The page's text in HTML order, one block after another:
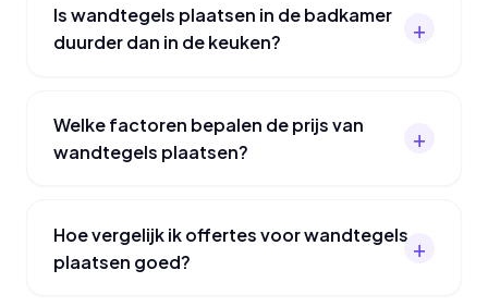
Is wandtegels plaatsen in de badkamer
duurder dan in de keuken?
Welke factoren bepalen de prijs van
wandtegels plaatsen?
Hoe vergelijk ik offertes voor wandtegels
plaatsen goed?